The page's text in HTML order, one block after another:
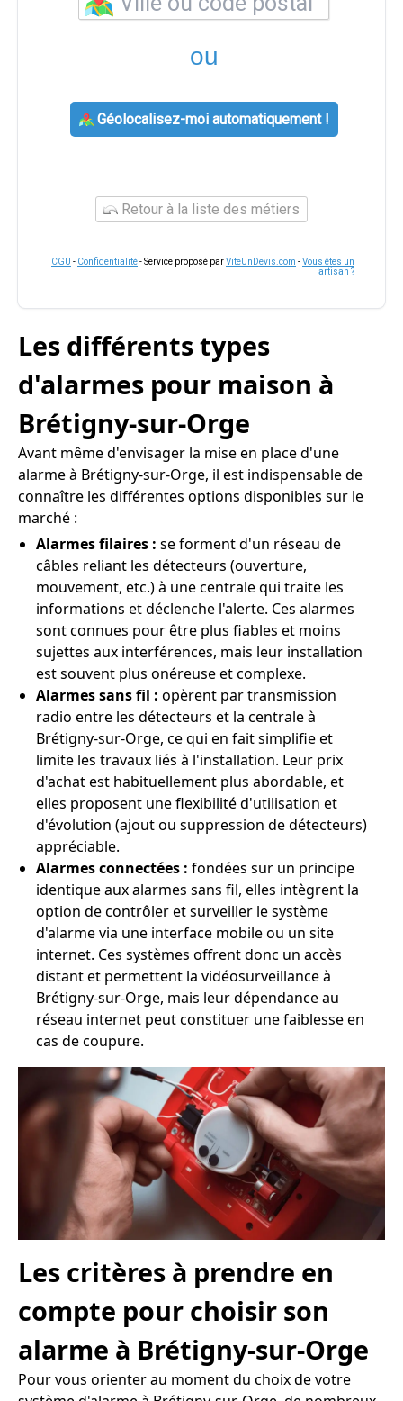
ou
Géolocalisez-moi automatiquement !
Retour à la liste des métiers
CGU - Confidentialité- Service proposé parViteUnDevis.com -Vous êtes un
artisan ?
Les différents types
d'alarmes pour maison à
Brétigny-sur-Orge
Avant même d'envisager la mise en place d'une
alarme à Brétigny-sur-Orge, il est indispensable de
connaître les différentes options disponibles sur le
marché :
Alarmes filaires : se forment d'un réseau de
câbles reliant les détecteurs (ouverture,
mouvement, etc.) à une centrale qui traite les
informations et déclenche l'alerte. Ces alarmes
sont connues pour être plus fiables et moins
sujettes aux interférences, mais leur installation
est souvent plus onéreuse et complexe.
Alarmes sans fil : opèrent par transmission
radio entre les détecteurs et la centrale à
Brétigny-sur-Orge, ce qui en fait simplifie et
limite les travaux liés à l'installation. Leur prix
d'achat est habituellement plus abordable, et
elles proposent une flexibilité d'utilisation et
d'évolution (ajout ou suppression de détecteurs)
appréciable.
Alarmes connectées : fondées sur un principe
identique aux alarmes sans fil, elles intègrent la
option de contrôler et surveiller le système
d'alarme via une interface mobile ou un site
internet. Ces systèmes offrent donc un accès
distant et permettent la vidéosurveillance à
Brétigny-sur-Orge, mais leur dépendance au
réseau internet peut constituer une faiblesse en
cas de coupure.
Les critères à prendre en
compte pour choisir son
alarme à Brétigny-sur-Orge
Pour vous orienter au moment du choix de votre